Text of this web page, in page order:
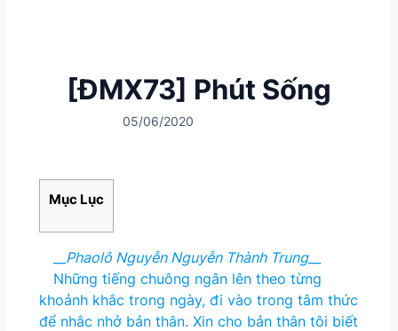
[ĐMX73] Phút Sống
05/06/2020
Mục Lục
Phaolô Nguyễn Nguyễn Thành Trung__
Những tiếng chuông ngân lên theo từng
khoảnh khắc trong ngày, đi vào trong tâm thức
để nhắc nhở bản thân. Xin cho bản thân tôi biết